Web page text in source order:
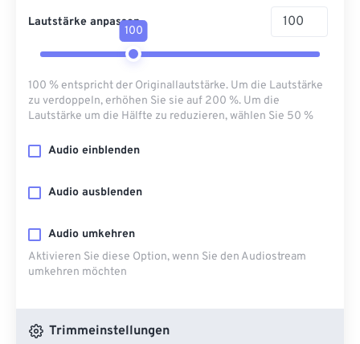
Lautstärke anpassen
100
100 % entspricht der Originallautstärke. Um die Lautstärke
zu verdoppeln, erhöhen Sie sie auf 200 %. Um die
Lautstärke um die Hälfte zu reduzieren, wählen Sie 50 %
Audio einblenden
Audio ausblenden
Audio umkehren
Aktivieren Sie diese Option, wenn Sie den Audiostream
umkehren möchten
Trimmeinstellungen